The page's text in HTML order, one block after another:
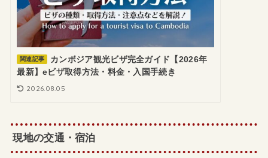
関連記事
カンボジア観光ビザ完全ガイド【2026年
最新】eビザ取得方法・料金・入国手続き
2026.08.05
現地の交通・宿泊